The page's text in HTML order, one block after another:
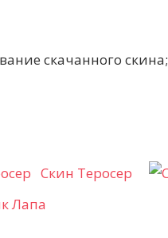
скачанного скина;
Скин Теросер
Лапа